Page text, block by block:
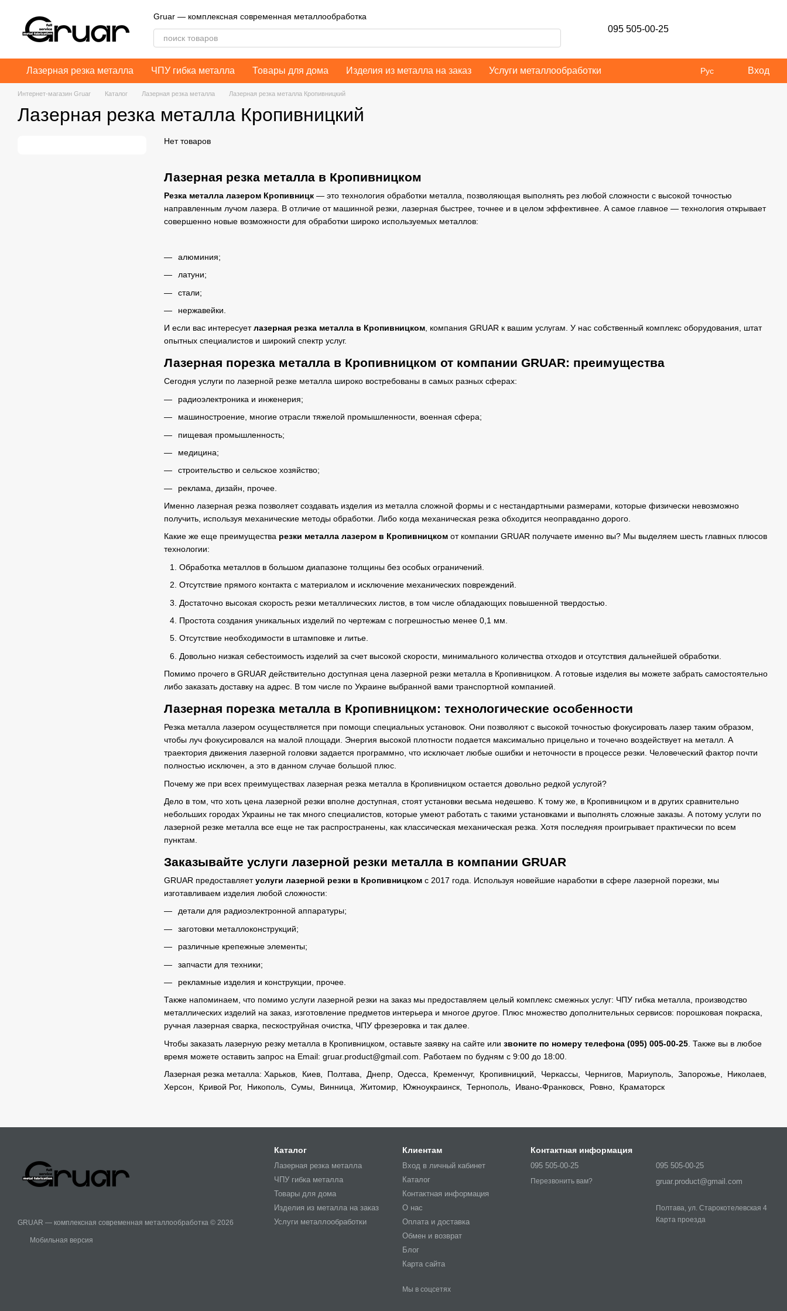
Gruar — комплексная современная металлообработка
095 505-00-25
Лазерная резка металла ЧПУ гибка металла Товары для дома Изделия из металла на заказ Услуги металлообработки Рус Вход
Интернет-магазин Gruar Каталог Лазерная резка металла Лазерная резка металла Кропивницкий
Лазерная резка металла Кропивницкий
Лазерная резка металла в Кропивницком
Резка металла лазером Кропивницк — это технология обработки металла, позволяющая выполнять рез любой сложности с высокой точностью
направленным лучом лазера. В отличие от машинной резки, лазерная быстрее, точнее и в целом эффективнее. А самое главное — технология открывает
совершенно новые возможности для обработки широко используемых металлов:
алюминия;
латуни;
стали;
нержавейки.
И если вас интересуетлазерная резка металла в Кропивницком, компания GRUAR к вашим услугам. У нас собственный комплекс оборудования, штат
опытных специалистов и широкий спектр услуг.
Лазерная порезка металла в Кропивницком от компании GRUAR: преимущества
Сегодня услуги по лазерной резке металла широко востребованы в самых разных сферах:
радиоэлектроника и инженерия;
машиностроение, многие отрасли тяжелой промышленности, военная сфера;
пищевая промышленность;
медицина;
строительство и сельское хозяйство;
реклама, дизайн, прочее.
Именно лазерная резка позволяет создавать изделия из металла сложной формы и с нестандартными размерами, которые физически невозможно
получить, используя механические методы обработки. Либо когда механическая резка обходится неоправданно дорого.
Какие же еще преимущества резки металла лазером в Кропивницком от компании GRUAR получаете именно вы? Мы выделяем шесть главных плюсов
технологии:
Обработка металлов в большом диапазоне толщины без особых ограничений.
Отсутствие прямого контакта с материалом и исключение механических повреждений.
Достаточно высокая скорость резки металлических листов, в том числе обладающих повышенной твердостью.
Простота создания уникальных изделий по чертежам с погрешностью менее 0,1 мм.
Отсутствие необходимости в штамповке и литье.
Довольно низкая себестоимость изделий за счет высокой скорости, минимального количества отходов и отсутствия дальнейшей обработки.
Помимо прочего в GRUAR действительно доступная цена лазерной резки металла в Кропивницком. А готовые изделия вы можете забрать самостоятельно
либо заказать доставку на адрес. В том числе по Украине выбранной вами транспортной компанией.
Лазерная порезка металла в Кропивницком: технологические особенности
Резка металла лазером осуществляется при помощи специальных установок. Они позволяют с высокой точностью фокусировать лазер таким образом,
чтобы луч фокусировался на малой площади. Энергия высокой плотности подается максимально прицельно и точечно воздействует на металл. А
траектория движения лазерной головки задается программно, что исключает любые ошибки и неточности в процессе резки. Человеческий фактор почти
полностью исключен, а это в данном случае большой плюс.
Почему же при всех преимуществах лазерная резка металла в Кропивницком остается довольно редкой услугой?
Дело в том, что хоть цена лазерной резки вполне доступная, стоят установки весьма недешево. К тому же, в Кропивницком и в других сравнительно
небольших городах Украины не так много специалистов, которые умеют работать с такими установками и выполнять сложные заказы. А потому услуги по
лазерной резке металла все еще не так распространены, как классическая механическая резка. Хотя последняя проигрывает практически по всем
пунктам.
Заказывайте услуги лазерной резки металла в компании GRUAR
GRUAR предоставляетуслуги лазерной резки в Кропивницком с 2017 года. Используя новейшие наработки в сфере лазерной порезки, мы
изготавливаем изделия любой сложности:
детали для радиоэлектронной аппаратуры;
заготовки металлоконструкций;
различные крепежные элементы;
запчасти для техники;
рекламные изделия и конструкции, прочее.
Также напоминаем, что помимо услуги лазерной резки на заказ мы предоставляем целый комплекс смежных услуг: ЧПУ гибка металла, производство
металлических изделий на заказ, изготовление предметов интерьера и многое другое. Плюс множество дополнительных сервисов: порошковая покраска,
ручная лазерная сварка, пескоструйная очистка, ЧПУ фрезеровка и так далее.
Чтобы заказать лазерную резку металла в Кропивницком, оставьте заявку на сайте или звоните по номеру телефона (095) 005-00-25 . Также вы в любое
время можете оставить запрос на Email: gruar.product@gmail.com . Работаем по будням с 9:00 до 18:00.
Лазерная резка металла: Харьков Киев Полтава Днепр Одесса Кременчуг, Кропивницкий, Черкассы Чернигов Мариуполь Запорожье Николаев
Херсон
Кривой Рог, Никополь Сумы Винница Житомир Южноукраинск Тернополь Ивано-Франковск Ровно Краматорск
Нет товаров
GRUAR — комплексная современная металлообработка © 2026
Мобильная версия
Каталог
Лазерная резка металла
ЧПУ гибка металла
Товары для дома
Изделия из металла на заказ
Услуги металлообработки
Клиентам
Вход в личный кабинет
Каталог
Контактная информация
О нас
Оплата и доставка
Обмен и возврат
Блог
Карта сайта
Мы в соцсетях
Контактная информация
095 505-00-25
Перезвонить вам?
095 505-00-25
gruar.product@gmail.com
Полтава, ул. Старокотелевская 4
Карта проезда